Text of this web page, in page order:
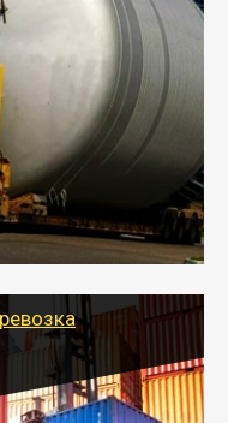
грузов
разрешения на
поможет вам
негабаритные
и
оптимальный